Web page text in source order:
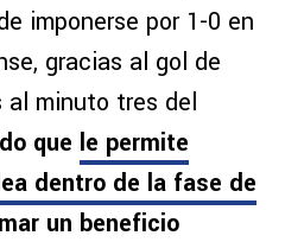
imponerse por 1-0 en
gracias al gol de
al minuto tres del
que le permite
dentro de la fase de
un beneficio